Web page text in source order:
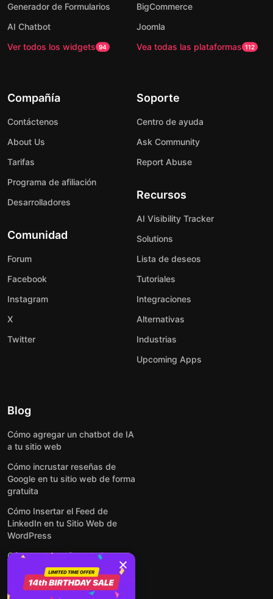
Generador de Formularios
AI Chatbot
Ver todos los widgets 94
BigCommerce
Joomla
Vea todas las plataformas 112
Compañía
Contáctenos
About Us
Tarifas
Programa de afiliación
Desarrolladores
Comunidad
Forum
Facebook
Instagram
X
Twitter
Soporte
Centro de ayuda
Ask Community
Report Abuse
Recursos
AI Visibility Tracker
Solutions
Lista de deseos
Tutoriales
Integraciones
Alternativas
Industrias
Upcoming Apps
Blog
Cómo agregar un chatbot de IA
a tu sitio web
Cómo incrustar reseñas de
Google en tu sitio web de forma
gratuita
Cómo Insertar el Feed de
LinkedIn en tu Sitio Web de
WordPress
Cómo crear un formulario para
WordPress: de manera simple y
rápida